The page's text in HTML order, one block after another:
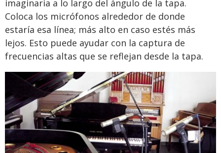
imaginaria a lo largo del ángulo de la tapa.
Coloca los micrófonos alrededor de donde
estaría esa línea; más alto en caso estés más
lejos. Esto puede ayudar con la captura de
frecuencias altas que se reflejan desde la tapa.